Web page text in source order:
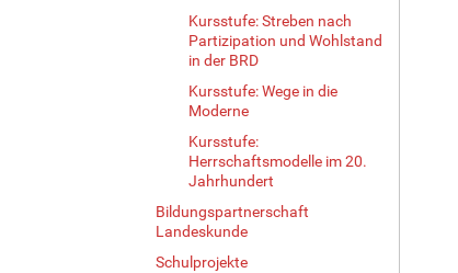
Kursstufe: Streben nach
Partizipation und Wohlstand
in der BRD
Kursstufe: Wege in die
Moderne
Kursstufe:
Herrschaftsmodelle im 20.
Jahrhundert
Bildungspartnerschaft
Landeskunde
Schulprojekte